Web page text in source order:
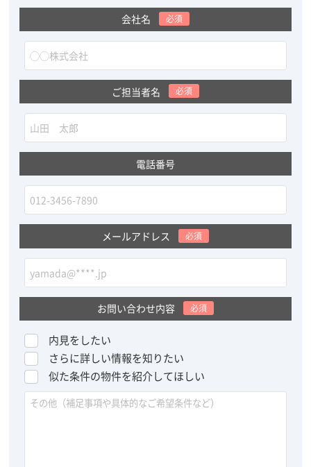
会社名 必須
ご担当者名 必須
電話番号
メールアドレス 必須
お問い合わせ内容 必須
内見をしたい
さらに詳しい情報を知りたい
似た条件の物件を紹介してほしい